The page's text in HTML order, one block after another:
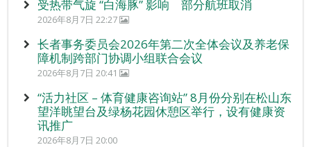
受热带气旋 “白海豚” 影响 部分航班取消
2026年8月7日 22:27
长者事务委员会2026年第二次全体会议及养老保
障机制跨部门协调小组联合会议
2026年8月7日 20:41
“活力社区 – 体育健康咨询站” 8月份分别在松山东
望洋眺望台及绿杨花园休憩区举行，设有健康资
讯推广
2026年8月7日 20:00